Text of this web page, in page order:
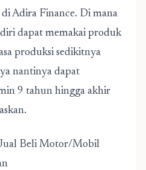
Adira Finance. Di mana
dapat memakai produk
produksi sedikitnya
nantinya dapat
9 tahun hingga akhir
Beli Motor/Mobil